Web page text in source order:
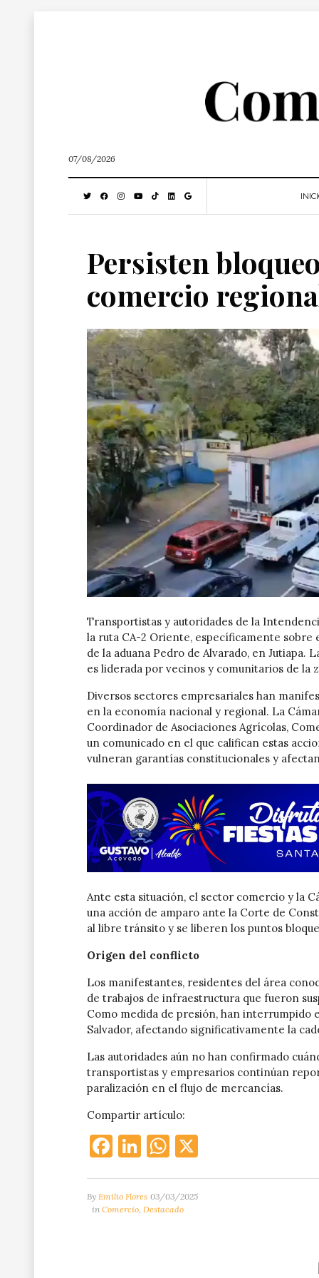
07/08/2026
Persisten
comercio
Transportistas y autoridades de la
la ruta CA-2 Oriente, específicamente sobre
de la aduana Pedro de Alvarado, en Jutiapa.
es liderada por vecinos y comunitarios de la
Diversos sectores empresariales han
en la economía nacional y regional. La
Coordinador de Asociaciones Agrícolas,
un comunicado en el que califican estas
vulneran garantías constitucionales y
Ante esta situación, el sector comercio y la
una acción de amparo ante la Corte de
al libre tránsito y se liberen los puntos
Origen del conflicto
Los manifestantes, residentes del área
de trabajos de infraestructura que fueron
Como medida de presión, han
Salvador, afectando significativamente la
Las autoridades aún no han confirmado
transportistas y empresarios continúan
paralización en el flujo de mercancías.
Compartir artículo:
Facebook
LinkedIn
WhatsApp
By Emilio Flores 03/03/2025
in Comercio Destacado